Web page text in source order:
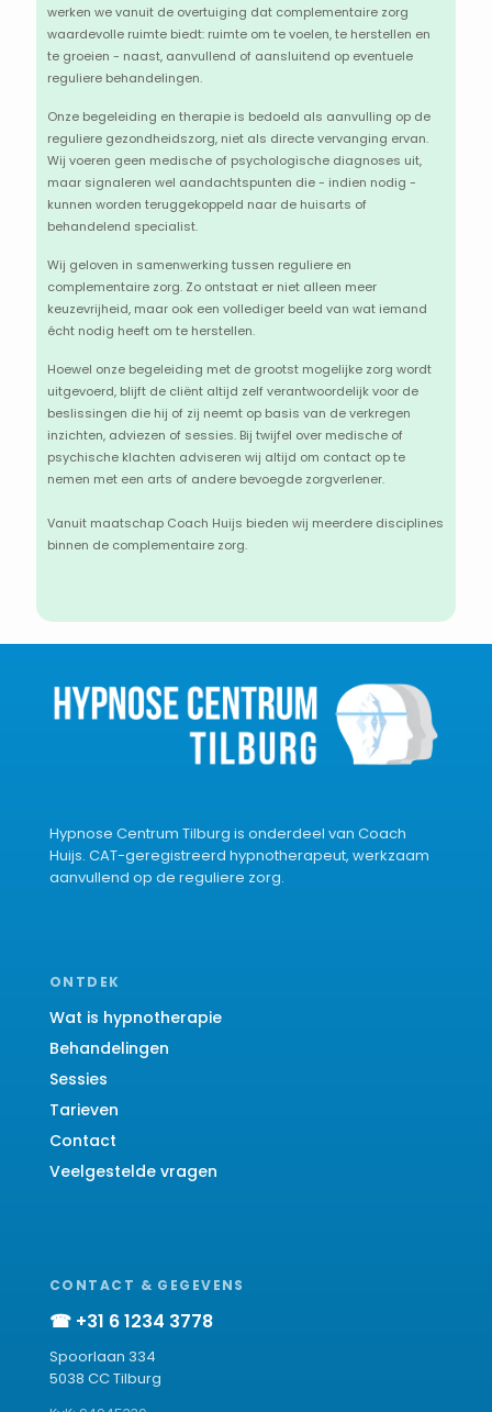
werken we vanuit de overtuiging dat complementaire zorg
waardevolle ruimte biedt: ruimte om te voelen, te herstellen en
te groeien - naast, aanvullend of aansluitend op eventuele
reguliere behandelingen.
Onze begeleiding en therapie is bedoeld als aanvulling op de
reguliere gezondheidszorg, niet als directe vervanging ervan.
Wij voeren geen medische of psychologische diagnoses uit,
maar signaleren wel aandachtspunten die - indien nodig -
kunnen worden teruggekoppeld naar de huisarts of
behandelend specialist.
Wij geloven in samenwerking tussen reguliere en
complementaire zorg. Zo ontstaat er niet alleen meer
keuzevrijheid, maar ook een vollediger beeld van wat iemand
écht nodig heeft om te herstellen.
Hoewel onze begeleiding met de grootst mogelijke zorg wordt
uitgevoerd, blijft de cliënt altijd zelf verantwoordelijk voor de
beslissingen die hij of zij neemt op basis van de verkregen
inzichten, adviezen of sessies. Bij twijfel over medische of
psychische klachten adviseren wij altijd om contact op te
nemen met een arts of andere bevoegde zorgverlener.
Vanuit maatschap Coach Huijs bieden wij meerdere disciplines
binnen de complementaire zorg.
Hypnose Centrum Tilburg is onderdeel van Coach
Huijs. CAT-geregistreerd hypnotherapeut, werkzaam
aanvullend op de reguliere zorg.
ONTDEK
Wat is hypnotherapie
Behandelingen
Sessies
Tarieven
Contact
Veelgestelde vragen
CONTACT & GEGEVENS
☎ +31 6 1234 3778
Spoorlaan 334
5038 CC Tilburg